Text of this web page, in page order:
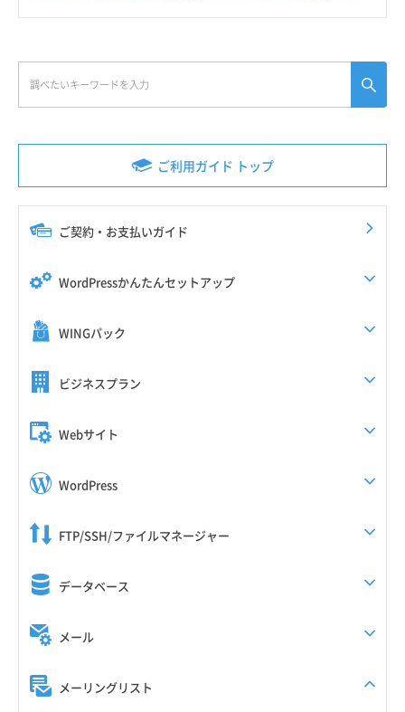
ご利用ガイド トップ
ご契約・お支払いガイド
WordPressかんたんセットアップ
WINGパック
ビジネスプラン
Webサイト
WordPress
FTP/SSH/ファイルマネージャー
データベース
メール
メーリングリスト